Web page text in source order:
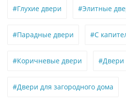
#Глухие двери #Элитные
#Парадные двери #С
#Коричневые двери #Двери
#Двери для загородного дома